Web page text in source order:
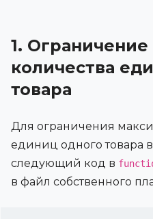
1.
количества
товара
Для ограничения
единиц одного товара
следующий код в
в файл собственного